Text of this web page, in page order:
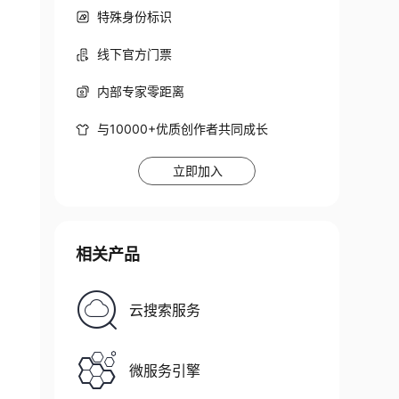
特殊身份标识
线下官方门票
内部专家零距离
与10000+优质创作者共同成长
立即加入
相关产品
云搜索服务
微服务引擎